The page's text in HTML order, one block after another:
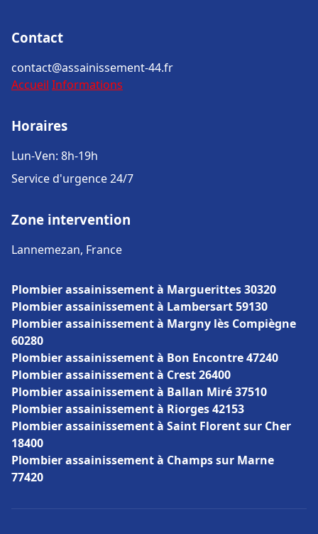
Contact
contact@assainissement-44.fr
Accueil Informations
Horaires
Lun-Ven: 8h-19h
Service d'urgence 24/7
Zone intervention
Lannemezan, France
Plombier assainissement à Marguerittes 30320
Plombier assainissement à Lambersart 59130
Plombier assainissement à Margny lès Compiègne
60280
Plombier assainissement à Bon Encontre 47240
Plombier assainissement à Crest 26400
Plombier assainissement à Ballan Miré 37510
Plombier assainissement à Riorges 42153
Plombier assainissement à Saint Florent sur Cher
18400
Plombier assainissement à Champs sur Marne
77420